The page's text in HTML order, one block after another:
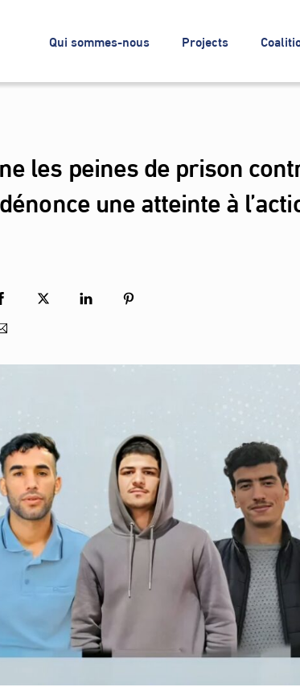
Qui sommes-nous Projects
les peines de prison
une atteinte à